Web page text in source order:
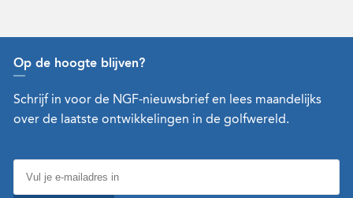
Op de hoogte blijven?
Schrijf in voor de NGF-nieuwsbrief en lees maandelijks
over de laatste ontwikkelingen in de golfwereld.